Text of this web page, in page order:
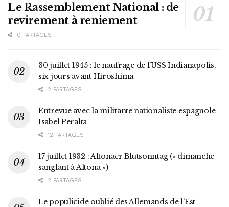
Le Rassemblement National : de
revirement à reniement
0 PARTAGES
30 juillet 1945 : le naufrage de l’USS Indianapolis,
six jours avant Hiroshima
2 PARTAGES
Entrevue avec la militante nationaliste espagnole
Isabel Peralta
12 PARTAGES
17 juillet 1932 : Altonaer Blutsonntag (« dimanche
sanglant à Altona »)
2 PARTAGES
Le populicide oublié des Allemands de l’Est